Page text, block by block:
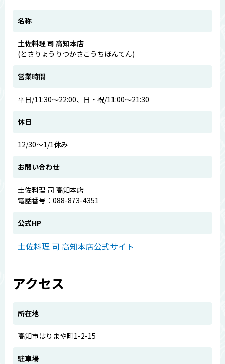
名称
土佐料理 司 高知本店
(とさりょうりつかさこうちほんてん)
営業時間
平日/11:30～22:00、日・祝/11:00～21:30
休日
12/30～1/1休み
お問い合わせ
土佐料理 司 高知本店
電話番号：088-873-4351
公式HP
土佐料理 司 高知本店公式サイト
アクセス
所在地
高知市はりまや町1-2-15
駐車場